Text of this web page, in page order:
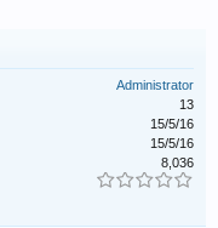
Administrator
13
15/5/16
15/5/16
8,036